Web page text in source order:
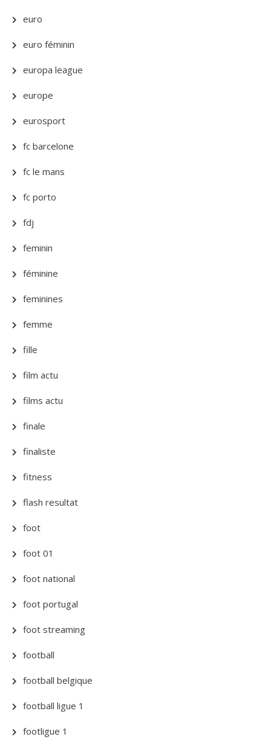
euro
euro féminin
europa league
europe
eurosport
fc barcelone
fc le mans
fc porto
fdj
feminin
féminine
feminines
femme
fille
film actu
films actu
finale
finaliste
fitness
flash resultat
foot
foot 01
foot national
foot portugal
foot streaming
football
football belgique
football ligue 1
footligue 1